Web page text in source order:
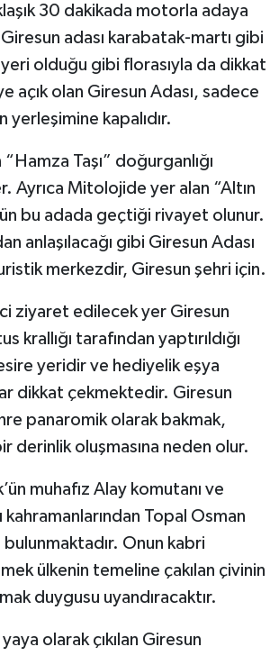
30 dakikada motorla adaya
Giresun adası karabatak-martı gibi
yeri olduğu gibi florasıyla da dikkat
açık olan Giresun Adası, sadece
yerleşimine kapalıdır.
Taşı” doğurganlığı
Ayrıca Mitolojide yer alan “Altın
bu adada geçtiği rivayet olunur.
anlaşılacağı gibi Giresun Adası
merkezdir, Giresun şehri için.
ziyaret edilecek yer Giresun
krallığı tarafından yaptırıldığı
yeridir ve hediyelik eşya
dikkat çekmektedir. Giresun
panaromik olarak bakmak,
derinlik oluşmasına neden olur.
muhafız Alay komutanı ve
kahramanlarından Topal Osman
bulunmaktadır. Onun kabri
ülkenin temeline çakılan çivinin
duygusu uyandıracaktır.
olarak çıkılan Giresun